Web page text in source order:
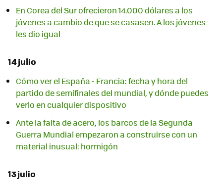
En Corea del Sur ofrecieron 14.000 dólares a los
jóvenes a cambio de que se casasen. A los jóvenes
les dio igual
14 julio
Cómo ver el España - Francia: fecha y hora del
partido de semifinales del mundial, y dónde puedes
verlo en cualquier dispositivo
Ante la falta de acero, los barcos de la Segunda
Guerra Mundial empezaron a construirse con un
material inusual: hormigón
13 julio